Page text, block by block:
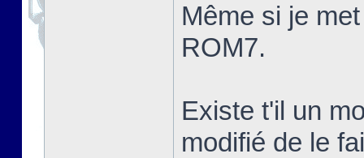
Même si je
ROM7.
Existe t'il un
modifié de le